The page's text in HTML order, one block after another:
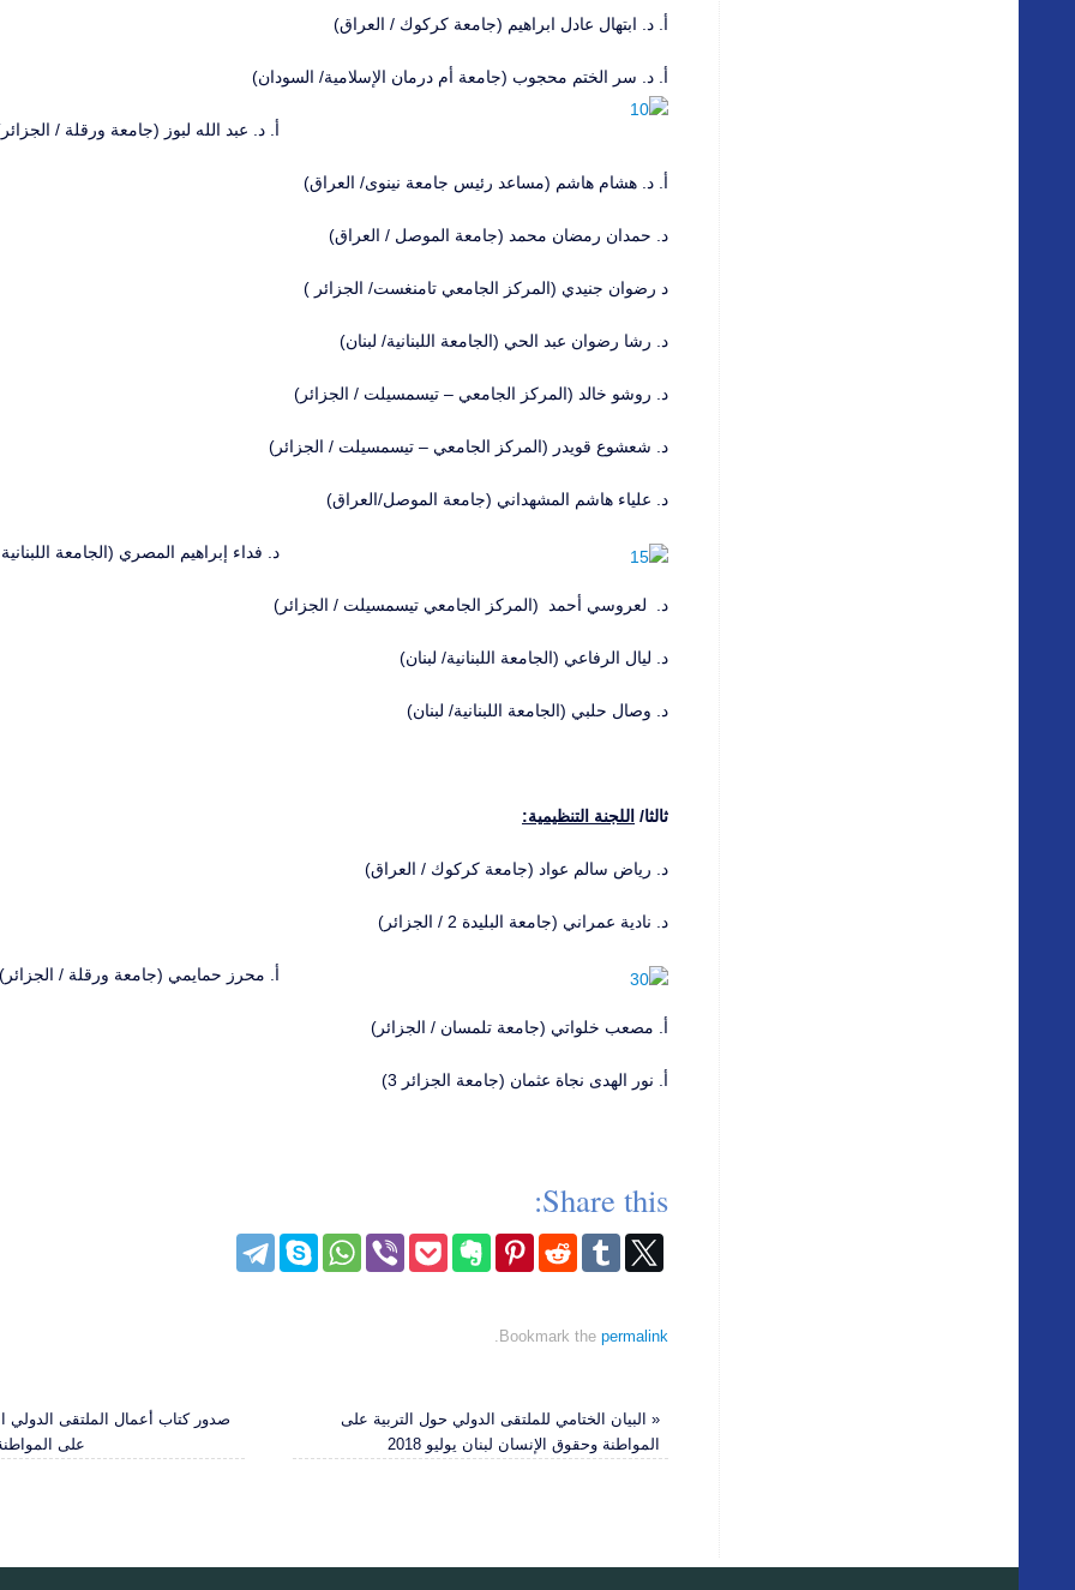
أ. د. ابتهال عادل ابراهيم (جامعة كركوك / العراق)
أ. د. سر الختم محجوب (جامعة أم درمان الإسلامية/ السودان)
أ. د. عبد الله لبوز (جامعة ورقلة /
أ. د. هشام هاشم (مساعد رئيس جامعة نينوى/ العراق)
د. حمدان رمضان محمد (جامعة الموصل / العراق)
د رضوان جنيدي (المركز الجامعي تامنغست/ الجزائر )
د. رشا رضوان عبد الحي (الجامعة اللبنانية/ لبنان)
د. روشو خالد (المركز الجامعي – تيسمسيلت / الجزائر)
د. شعشوع قويدر (المركز الجامعي – تيسمسيلت / الجزائر)
د. علياء هاشم المشهداني (جامعة الموصل/العراق)
د. فداء إبراهيم المصري (الجامعة
د. لعروسي أحمد (المركز الجامعي تيسمسيلت / الجزائر)
د. ليال الرفاعي (الجامعة اللبنانية/ لبنان)
د. وصال حلبي (الجامعة اللبنانية/ لبنان)
ثالثا/ اللجنة التنظيمية:
د. رياض سالم عواد (جامعة كركوك / العراق)
د. نادية عمراني (جامعة البليدة 2 / الجزائر)
أ. محرز حمايمي (جامعة ورقلة / الجزائر)
أ. مصعب خلواتي (جامعة تلمسان / الجزائر)
أ. نور الهدى نجاة عثمان (جامعة الجزائر 3)
Share this:
Bookmark the permalink
.
«البيان الختامي للملتقى الدولي حول التربية على
المواطنة وحقوق الإنسان لبنان يوليو 2018
صدور كتاب أعمال الملتقى الدولي
على